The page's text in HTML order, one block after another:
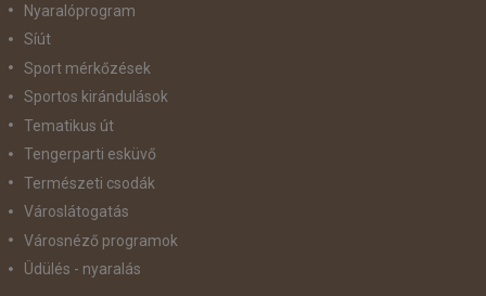
Nyaralóprogram
Síút
Sport mérkőzések
Sportos kirándulások
Tematikus út
Tengerparti esküvő
Természeti csodák
Városlátogatás
Városnéző programok
Üdülés - nyaralás